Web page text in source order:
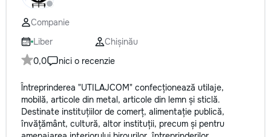
Companie
Liber
Chișinău
0,0
nici o recenzie
Întreprinderea "UTILAJCOM" confecționează utilaje,
mobilă, articole din metal, articole din lemn și sticlă.
Destinate instituțiilor de comerț, alimentație publică,
învățământ, cultură, altor instituții, precum și pentru